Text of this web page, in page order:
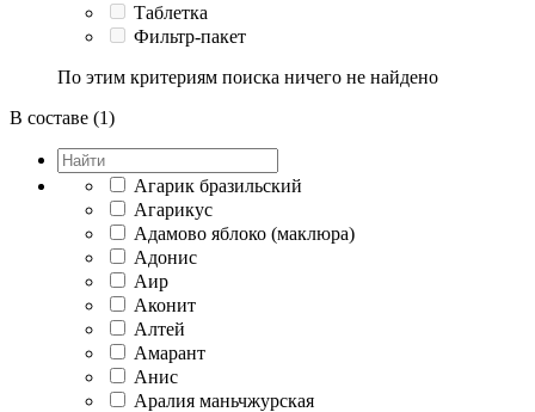
Таблетка
Фильтр-пакет
По этим критериям поиска ничего не найдено
В составе (1)
Агарик бразильский
Агарикус
Адамово яблоко (маклюра)
Адонис
Аир
Аконит
Алтей
Амарант
Анис
Аралия маньчжурская